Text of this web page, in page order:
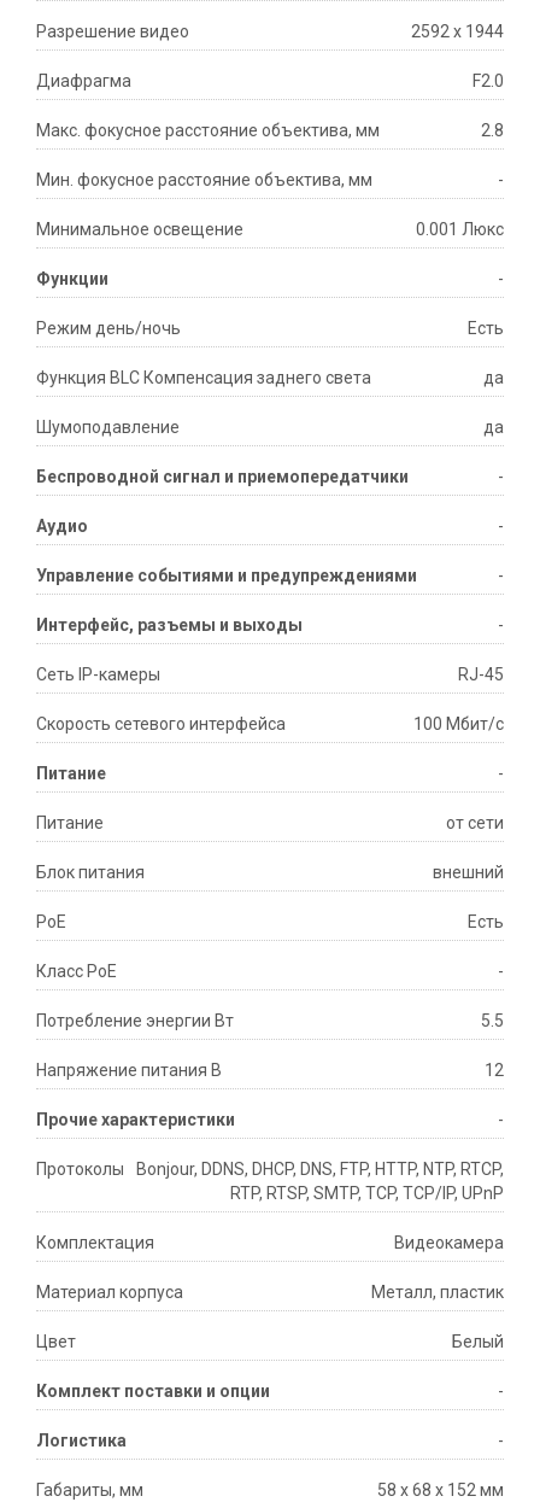
Разрешение видео 2592 х 1944
Диафрагма F2.0
Макс. фокусное расстояние объектива, мм 2.8
Мин. фокусное расстояние объектива, мм -
Минимальное освещение 0.001 Люкс
Функции -
Режим день/ночь Есть
Функция BLC Компенсация заднего света да
Шумоподавление да
Беспроводной сигнал и приемопередатчики -
Аудио -
Управление событиями и предупреждениями -
Интерфейс, разъемы и выходы -
Сеть IP-камеры RJ-45
Скорость сетевого интерфейса 100 Мбит/с
Питание -
Питание от сети
Блок питания внешний
PoE Есть
Класс PoE -
Потребление энергии Вт 5.5
Напряжение питания В 12
Прочие характеристики -
Протоколы
Bonjour, DDNS, DHCP, DNS, FTP, HTTP, NTP, RTCP,
RTP, RTSP, SMTP, TCP, TCP/IP, UPnP
Комплектация Видеокамера
Материал корпуса Металл, пластик
Цвет Белый
Комплект поставки и опции -
Логистика -
Габариты, мм 58 x 68 x 152 мм